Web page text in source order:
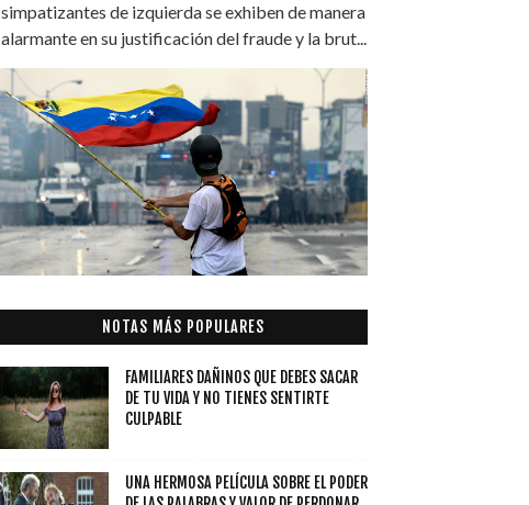
simpatizantes de izquierda se exhiben de manera
alarmante en su justificación del fraude y la brut...
NOTAS MÁS POPULARES
FAMILIARES DAÑINOS QUE DEBES SACAR
DE TU VIDA Y NO TIENES SENTIRTE
CULPABLE
UNA HERMOSA PELÍCULA SOBRE EL PODER